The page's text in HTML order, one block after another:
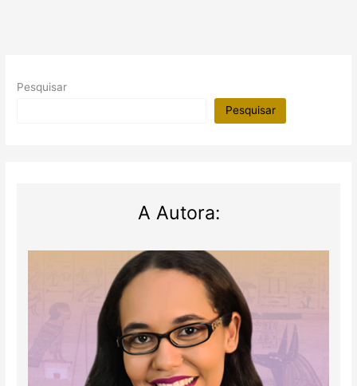
saber!
Pesquisar
Pesquisar
A Autora: